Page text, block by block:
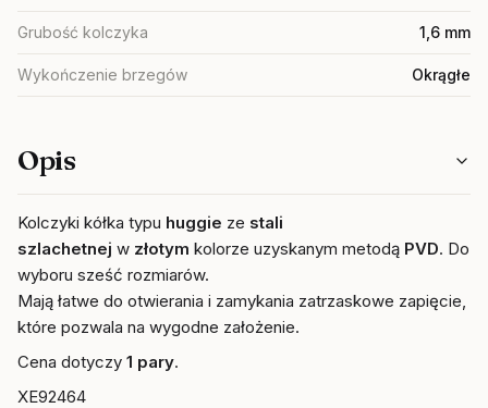
Grubość kolczyka 1,6 mm
Wykończenie brzegów Okrągłe
Opis
Kolczyki kółka typu huggie ze stali
szlachetnej w złotym kolorze uzyskanym metodą PVD. Do
wyboru sześć rozmiarów.
Mają łatwe do otwierania i zamykania zatrzaskowe zapięcie,
które pozwala na wygodne założenie.
Cena dotyczy 1 pary.
XE92464